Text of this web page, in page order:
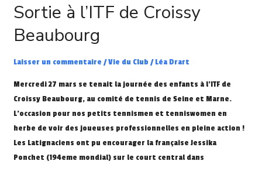
Sortie à l’ITF de Croissy
Beaubourg
Laisser un commentaire /Vie du Club /Léa Drart
Mercredi 27 mars se tenait la journée des enfants à l’ITF de
Croissy Beaubourg, au comité de tennis de Seine et Marne.
L’occasion pour nos petits tennismen et tenniswomen en
herbe de voir des joueuses professionnelles en pleine action !
Les Latignaciens ont pu encourager la française Jessika
Ponchet (194eme mondial) sur le court central dans